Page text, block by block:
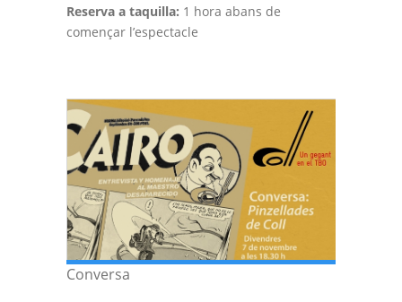
Reserva a taquilla: 1 hora abans de
començar l’espectacle
Conversa